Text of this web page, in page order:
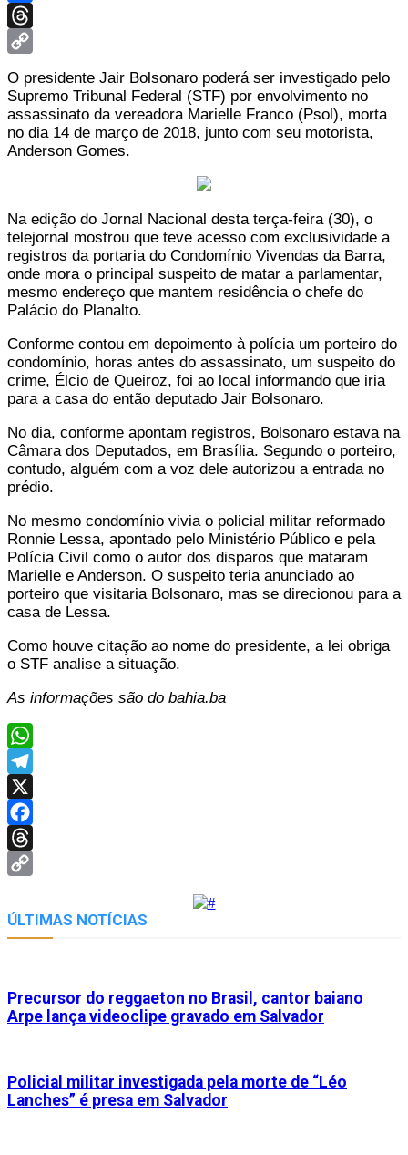
Facebook
Threads
Link
O presidente Jair Bolsonaro poderá ser investigado pelo
Supremo Tribunal Federal (STF) por envolvimento no
assassinato da vereadora Marielle Franco (Psol), morta
no dia 14 de março de 2018, junto com seu motorista,
Anderson Gomes.
Na edição do Jornal Nacional desta terça-feira (30), o
telejornal mostrou que teve acesso com exclusividade a
registros da portaria do Condomínio Vivendas da Barra,
onde mora o principal suspeito de matar a parlamentar,
mesmo endereço que mantem residência o chefe do
Palácio do Planalto.
Conforme contou em depoimento à polícia um porteiro do
condomínio, horas antes do assassinato, um suspeito do
crime, Élcio de Queiroz, foi ao local informando que iria
para a casa do então deputado Jair Bolsonaro.
No dia, conforme apontam registros, Bolsonaro estava na
Câmara dos Deputados, em Brasília. Segundo o porteiro,
contudo, alguém com a voz dele autorizou a entrada no
prédio.
No mesmo condomínio vivia o policial militar reformado
Ronnie Lessa, apontado pelo Ministério Público e pela
Polícia Civil como o autor dos disparos que mataram
Marielle e Anderson. O suspeito teria anunciado ao
porteiro que visitaria Bolsonaro, mas se direcionou para a
casa de Lessa.
Como houve citação ao nome do presidente, a lei obriga
o STF analise a situação.
As informações são do bahia.ba
WhatsApp
Telegram
X
Facebook
Threads
Link
ÚLTIMAS NOTÍCIAS
Precursor do reggaeton no Brasil, cantor baiano
Arpe lança videoclipe gravado em Salvador
Policial militar investigada pela morte de “Léo
Lanches” é presa em Salvador